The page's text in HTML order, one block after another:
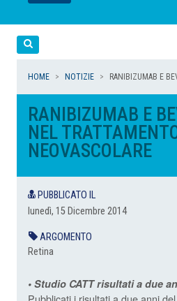
LEGGI
LEGGI
LEGGI
LEGGI
HOME NOTIZIE RANIBIZUMAB E
RANIBIZUMAB E
NEL
NEOVASCOLARE
PUBBLICATO IL
lunedì, 15 Dicembre 2014
ARGOMENTO
Retina
• Studio CATT risultati a due